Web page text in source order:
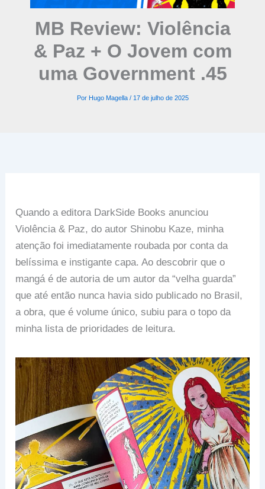
MB Review: Violência
& Paz + O Jovem com
uma Government .45
Por Hugo Magella / 17 de julho de 2025
Quando a editora DarkSide Books anunciou
Violência & Paz, do autor Shinobu Kaze, minha
atenção foi imediatamente roubada por conta da
belíssima e instigante capa. Ao descobrir que o
mangá é de autoria de um autor da “velha guarda”
que até então nunca havia sido publicado no Brasil,
a obra, que é volume único, subiu para o topo da
minha lista de prioridades de leitura.